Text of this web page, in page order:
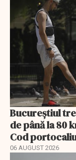
Bucureștiul
de până la 80
Cod
06 AUGUST 2026